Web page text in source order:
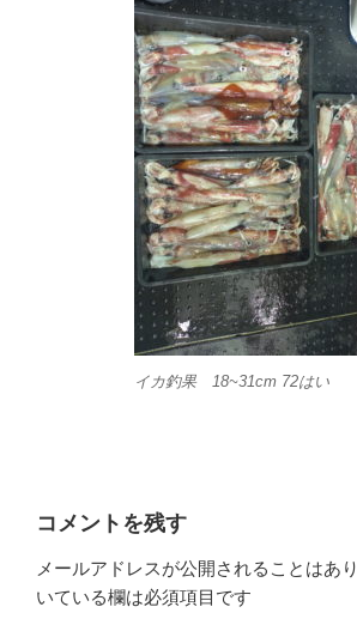
イカ釣果 18~31cm 72はい
コメントを残す
メールアドレスが公開されることはあり
いている欄は必須項目です